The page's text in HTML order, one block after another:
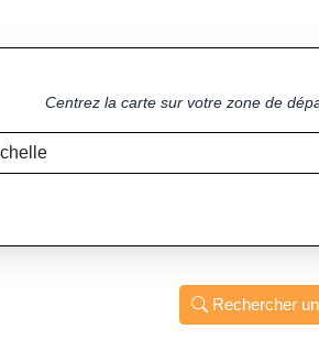
Centrez la carte sur votre zone de
Rechercher